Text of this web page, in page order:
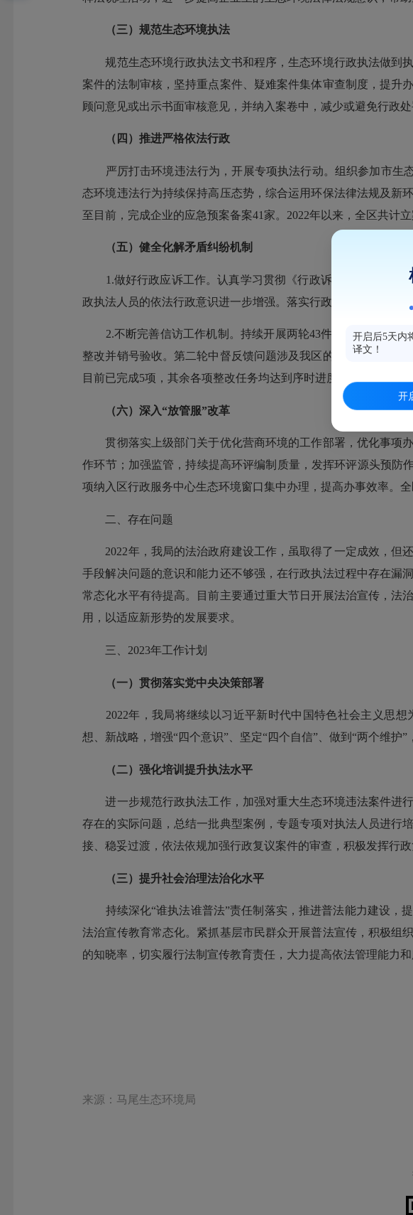
（三）规范生态环境执法
规范生态环境行政执法文书和程序，生态环境行政执法做到
案件的法制审核，坚持重点案件、疑难案件集体审查制度，提升
顾问意见或出示书面审核意见，并纳入案卷中，减少或避免行政
（四）推进严格依法行政
严厉打击环境违法行为，开展专项执法行动。组织参加市生态
态环境违法行为持续保持高压态势，综合运用环保法律法规及新
至目前，完成企业的应急预案备案41家。2022年以来，全区共计
（五）健全化解矛盾纠纷机制
1.做好行政应诉工作。认真学习贯彻《行政诉讼法》的规定，
政执法人员的依法行政意识进一步增强。落实行政诉讼案件统计
2.不断完善信访工作机制。持续开展两轮43件督察交办信访件
整改并销号验收。第二轮中督反馈问题涉及我区的有10项，按照
目前已完成5项，其余各项整改任务均达到序时进度。2022年省
（六）深入“放管服”改革
贯彻落实上级部门关于优化营商环境的工作部署，优化事项
作环节；加强监管，持续提高环评编制质量，发挥环评源头预防
项纳入区行政服务中心生态环境窗口集中办理，提高办事效率。
二、存在问题
2022年，我局的法治政府建设工作，虽取得了一定成效，但
手段解决问题的意识和能力还不够强，在行政执法过程中存在漏
常态化水平有待提高。目前主要通过重大节日开展法治宣传，法
用，以适应新形势的发展要求。
三、2023年工作计划
（一）贯彻落实党中央决策部署
2022年，我局将继续以习近平新时代中国特色社会主义思想
想、新战略，增强“四个意识”、坚定“四个自信”、做到“两个维护
（二）强化培训提升执法水平
进一步规范行政执法工作，加强对重大生态环境违法案件进
存在的实际问题，总结一批典型案例，专题专项对执法人员进行
接、稳妥过渡，依法依规加强行政复议案件的审查，积极发挥行
（三）提升社会治理法治化水平
持续深化“谁执法谁普法”责任制落实，推进普法能力建设，
法治宣传教育常态化。紧抓基层市民群众开展普法宣传，积极组
的知晓率，切实履行法制宣传教育责任，大力提高依法管理能力和
来源：马尾生态环境局
开启后5天内
译文！
开